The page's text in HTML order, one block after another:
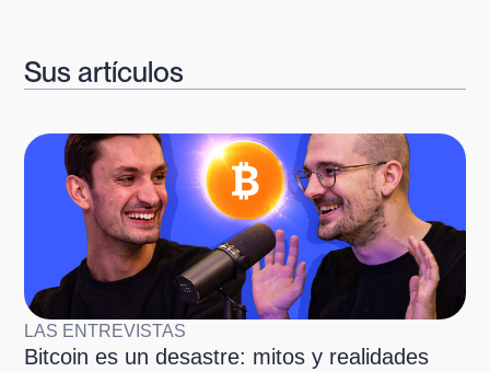
Sus artículos
LAS ENTREVISTAS
Bitcoin es un desastre: mitos y realidades